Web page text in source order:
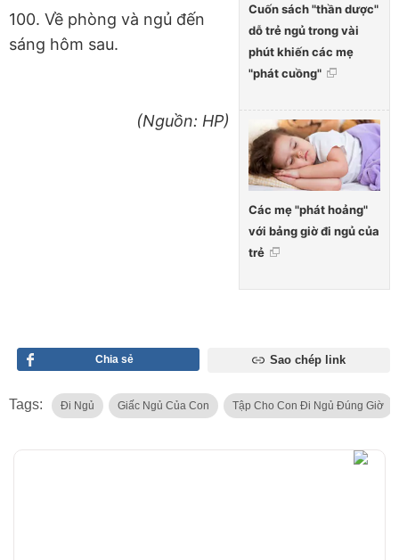
Cuốn sách "thần dược"
dỗ trẻ ngủ trong vài
phút khiến các mẹ
"phát cuồng"
Các mẹ "phát hoảng"
với bảng giờ đi ngủ của
trẻ
100. Về phòng và ngủ đến
sáng hôm sau.
(Nguồn: HP)
Chia sẻ Sao chép link
Tags: Đi Ngủ Giấc Ngủ Của Con Tập Cho Con Đi Ngủ Đúng Giờ